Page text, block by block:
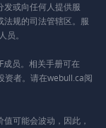
发或向任何人提供服
法规的司法管辖区。服
。
成员。相关手册可在
资者。请在webull.ca阅
可能会波动，因此，